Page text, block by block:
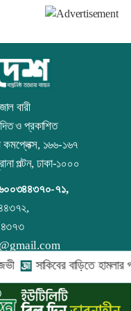
শিক্ষার্থীদের
আহত ৪
বারী
ও প্রকাশিত
কমপ্লেক্স, ১৬৬-১৬৭
পল্টন, ঢাকা-১০০০
৭১,
সাকিবের বাড়িতে হামলার